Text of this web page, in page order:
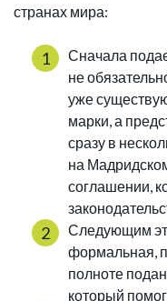
странах мира:
Сначала
не
уже
марки, а
сразу в
на
соглашении,
Следующим
формальная,
полноте
который